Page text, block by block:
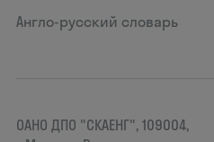
Англо-русский словарь
ОАНО ДПО "СКАЕНГ", 109004,